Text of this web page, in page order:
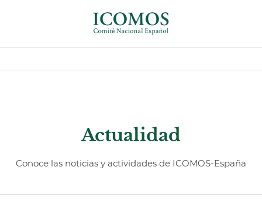
Actualidad
Conoce las noticias y actividades de ICOMOS-España